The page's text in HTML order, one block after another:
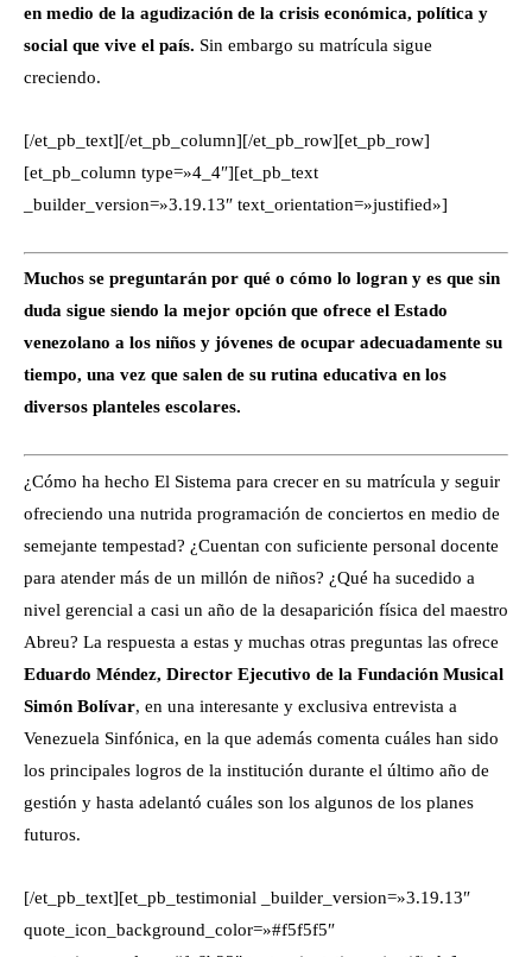
en medio de la agudización de la crisis económica, política y
social que vive el país. Sin embargo su matrícula sigue
creciendo.
[/et_pb_text][/et_pb_column][/et_pb_row][et_pb_row]
[et_pb_column type=»4_4″][et_pb_text
_builder_version=»3.19.13″ text_orientation=»justified»]
Muchos se preguntarán por qué o cómo lo logran y es que sin
duda sigue siendo la mejor opción que ofrece el Estado
venezolano a los niños y jóvenes de ocupar adecuadamente su
tiempo, una vez que salen de su rutina educativa en los
diversos planteles escolares.
¿Cómo ha hecho El Sistema para crecer en su matrícula y seguir
ofreciendo una nutrida programación de conciertos en medio de
semejante tempestad? ¿Cuentan con suficiente personal docente
para atender más de un millón de niños? ¿Qué ha sucedido a
nivel gerencial a casi un año de la desaparición física del maestro
Abreu? La respuesta a estas y muchas otras preguntas las ofrece
Eduardo Méndez, Director Ejecutivo de la Fundación Musical
Simón Bolívar, en una interesante y exclusiva entrevista a
Venezuela Sinfónica, en la que además comenta cuáles han sido
los principales logros de la institución durante el último año de
gestión y hasta adelantó cuáles son los algunos de los planes
futuros.
[/et_pb_text][et_pb_testimonial _builder_version=»3.19.13″
quote_icon_background_color=»#f5f5f5″